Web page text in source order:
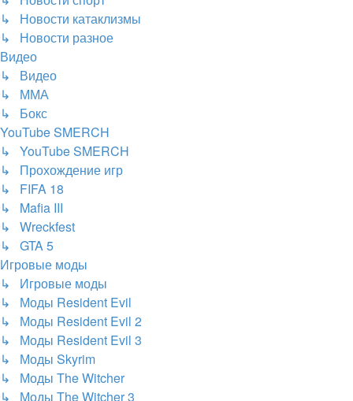
↳ Новости катаклизмы
↳ Новости разное
Видео
↳ Видео
↳ ММА
↳ Бокс
YouTube SMERCH
↳ YouTube SMERCH
↳ Прохождение игр
↳ FIFA 18
↳ Mafia III
↳ Wreckfest
↳ GTA 5
Игровые моды
↳ Игровые моды
↳ Моды Resident Evil
↳ Моды Resident Evil 2
↳ Моды Resident Evil 3
↳ Моды Skyrim
↳ Моды The Witcher
↳ Моды The Witcher 3